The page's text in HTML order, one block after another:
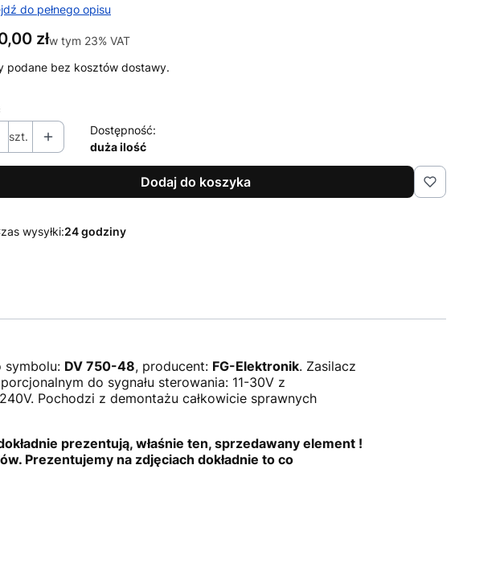
do pełnego opisu
złw tym 23% VAT
w tym 23% VAT
podane bez kosztów dostawy.
szt.
Dostępność:
duża ilość
Dodaj do koszyka
wysyłki:24 godziny
symbolu: DV 750-48, producent: FG-Elektronik. Zasilacz
do sygnału sterowania: 11-30V z
Pochodzi z demontażu całkowicie sprawnych
prezentują, właśnie ten, sprzedawany element !
Prezentujemy na zdjęciach dokładnie to co